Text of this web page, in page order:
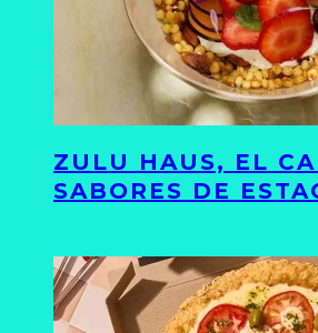
ZULU HAUS, EL
SABORES DE